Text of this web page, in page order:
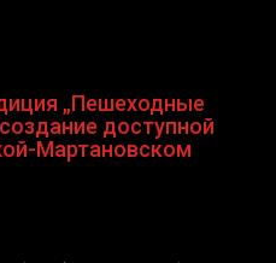
„Пешеходные
доступной
Мартановском